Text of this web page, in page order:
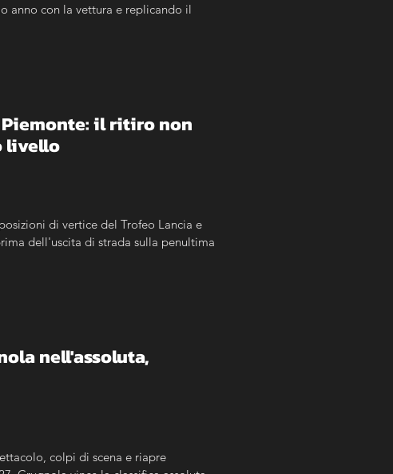
anno con la vettura e replicando il
Piemonte: il ritiro non
livello
di vertice del Trofeo Lancia e
dell'uscita di strada sulla penultima
nell'assoluta,
colpi di scena e riapre